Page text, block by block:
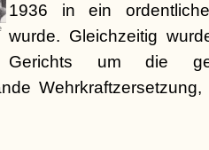
1936 in ein
wurde. Gleichzeitig
Gerichts um die